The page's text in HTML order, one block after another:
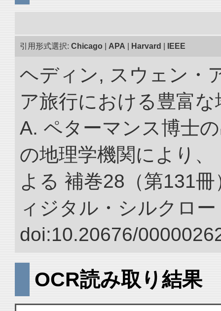
引用形式選択: Chicago APA Harvard IEEE
ヘディン, スウェン・
ア旅行における豊富
A. ペターマンス博士
の地理学機関により
よる 補巻28（第131
ィジタル・シルクロ
doi:10.20676/
OCR読み取り結果